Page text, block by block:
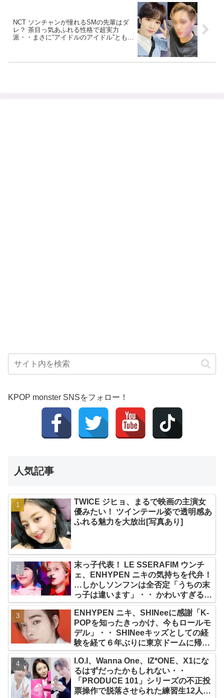
NCT ソンチャンが憧れるSMの先輩はダ
レ？ 茶目っ気あふれる性格で超実力
派・・まさに“アイドルのアイドル”ともい
KPOP monster SNSをフォロー！
人気記事
TWICE ジヒョ、まるで映画の主演女
優みたい！ ツインテール姿で透明感あ
ふれる魅力を大放出[写真あり]
末っ子代表！ LE SSERAFIM ウンチ
ェ、ENHYPEN ニキの気持ちを代弁！
…しかしソンフンは全否定「うちの末
っ子は違います」・・ かわいすぎる２
人の会話に爆笑
ENHYPEN ニキ、SHINeeに感謝「K-
POPを知ったきっかけ、今もロールモ
デル」・・ SHINeeキッズとしての経
験を経て６年ぶりに東京ドームに帰還
した感想は？
I.O.I、Wanna One、IZ*ONE、X1にな
るはずだったかもしれない・・
「PRODUCE 101」シリーズの不正投
票操作で脱落させられた練習生12人の